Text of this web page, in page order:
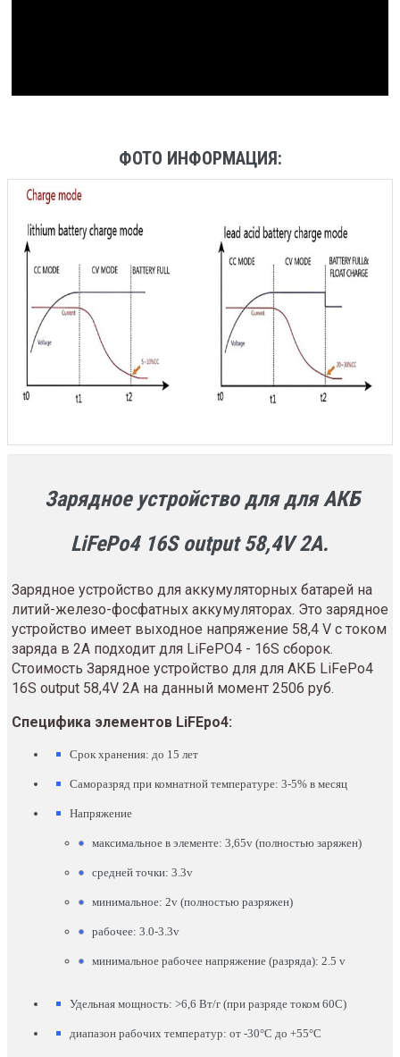
ФОТО ИНФОРМАЦИЯ:
Зарядное устройство для для АКБ
LiFePo4 16S output 58,4V 2A.
Зарядное устройство для аккумуляторных батарей на
литий-железо-фосфатных аккумуляторах. Это зарядное
устройство имеет выходное напряжение 58,4 V с током
заряда в 2A подходит для LiFePO4 - 16S сборок.
Стоимость Зарядное устройство для для АКБ LiFePo4
16S output 58,4V 2A на данный момент 2506 руб.
Специфика элементов LiFEpo4:
Срок хранения: до 15 лет
Саморазряд при комнатной температуре: 3-5% в месяц
Напряжение
максимальное в элементе: 3,65v (полностью заряжен)
средней точки: 3.3v
минимальное: 2v (полностью разряжен)
рабочее: 3.0-3.3v
минимальное рабочее напряжение (разряда): 2.5 v
Удельная мощность: >6,6 Вт/г (при разряде током 60С)
диапазон рабочих температур: от -30°C до +55°C